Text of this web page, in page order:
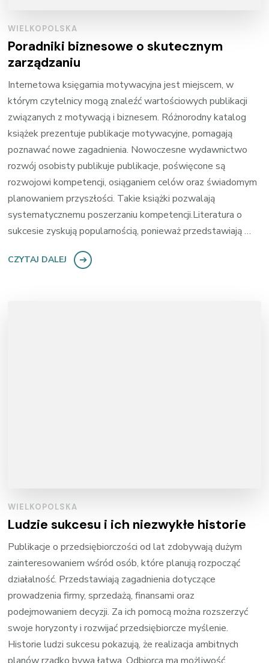
WIELKOPOLSKA
Poradniki biznesowe o skutecznym
zarządzaniu
Internetowa księgarnia motywacyjna jest miejscem, w
którym czytelnicy mogą znaleźć wartościowych publikacji
związanych z motywacją i biznesem. Różnorodny katalog
książek prezentuje publikacje motywacyjne, pomagają
poznawać nowe zagadnienia. Nowoczesne wydawnictwo
rozwój osobisty publikuje publikacje, poświęcone są
rozwojowi kompetencji, osiąganiem celów oraz świadomym
planowaniem przyszłości. Takie książki pozwalają
systematycznemu poszerzaniu kompetencji.Literatura o
sukcesie zyskują popularnością, ponieważ przedstawiają …
CZYTAJ DALEJ
WIELKOPOLSKA
Ludzie sukcesu i ich niezwykłe historie
Publikacje o przedsiębiorczości od lat zdobywają dużym
zainteresowaniem wśród osób, które planują rozpocząć
działalność. Przedstawiają zagadnienia dotyczące
prowadzenia firmy, sprzedażą, finansami oraz
podejmowaniem decyzji. Za ich pomocą można rozszerzyć
swoje horyzonty i rozwijać przedsiębiorcze myślenie.
Historie ludzi sukcesu pokazują, że realizacja ambitnych